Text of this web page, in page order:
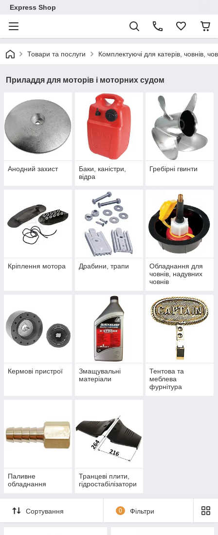
Express Shop
Товари та послуги Комплектуючі для катерів, човнів,
Приладдя для моторів і моторних судом
Анодний захист
Баки, каністри,
відра
Гребірні гвинти
Кріплення мотора Драбини, трапи
Обладнання для
човнів, надувних
човнів
Кермові пристрої
Змащувальні
матеріали
Тентова та
меблева
фурнітура
Паливне
обладнання
Транцеві плити,
гідростабілізатори
Сортування 0 Фільтри